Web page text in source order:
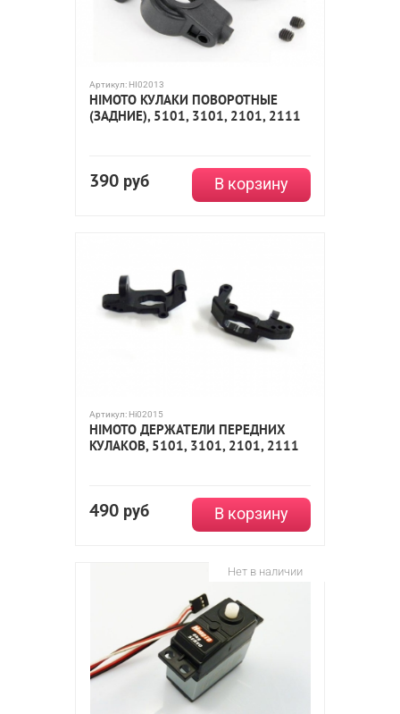
Артикул: HI02013
HIMOTO КУЛАКИ ПОВОРОТНЫЕ
(ЗАДНИЕ), 5101, 3101, 2101, 2111
390 руб В корзину
Артикул: Hi02015
HIMOTO ДЕРЖАТЕЛИ ПЕРЕДНИХ
КУЛАКОВ, 5101, 3101, 2101, 2111
490 руб В корзину
Нет в наличии